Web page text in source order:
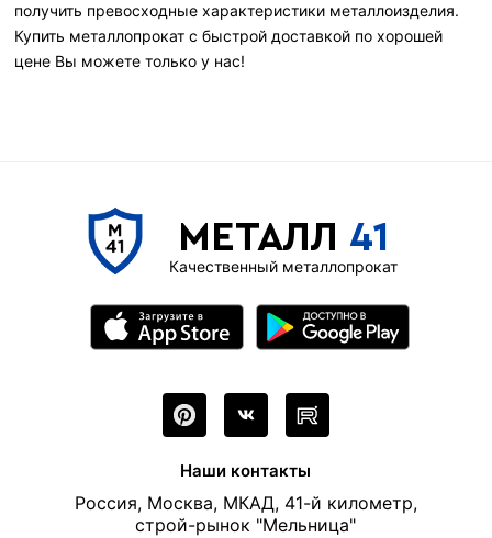
получить превосходные характеристики металлоизделия.
Купить металлопрокат с быстрой доставкой по хорошей
цене Вы можете только у нас!
МЕТАЛЛ 41
Качественный металлопрокат
Наши контакты
Россия, Москва, МКАД, 41-й километр,
строй-рынок "Мельница"